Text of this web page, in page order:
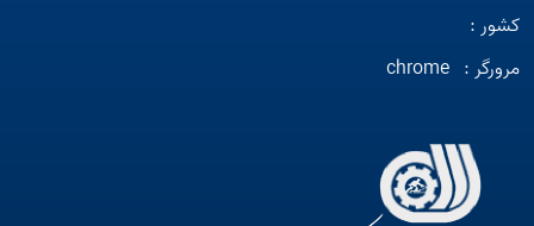
کشور :
مرورگر : chrome